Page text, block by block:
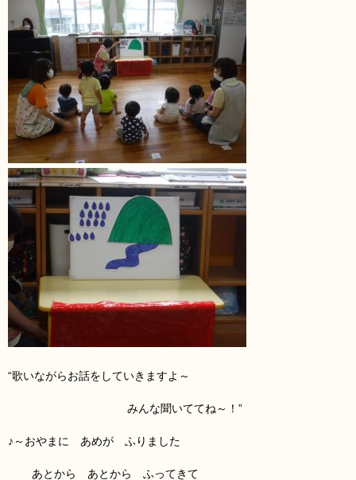
“歌いながらお話をしていきますよ～
みんな聞いててね～！”
♪～おやまに あめが ふりました
あとから あとから ふってきて